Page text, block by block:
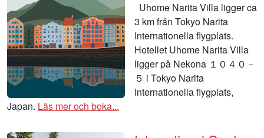
Uhome Narita Villa ligger ca
3 km från Tokyo Narita
Internationella flygplats.
Hotellet Uhome Narita Villa
ligger på Nekona １０４０－
５ i Tokyo Narita
Internationella flygplats,
Japan. Läs mer och boka...